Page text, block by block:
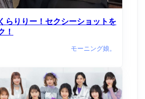
らりりー！セクシーショットを
！
モーニング娘。